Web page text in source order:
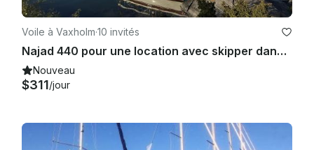
Voile à Vaxholm·10 invités
Najad 440 pour une location avec skipper dans l'archipel de Stockholm
Nouveau
$311/jour